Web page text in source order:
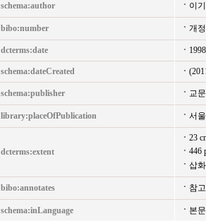
schema:author 이
bibo:number 개
dcterms:date 1998
schema:dateCreated
schema:publisher 교
library:placeOfPublication 서울
dcterms:extent
23
446
삽화
bibo:annotates 참
schema:inLanguage 본